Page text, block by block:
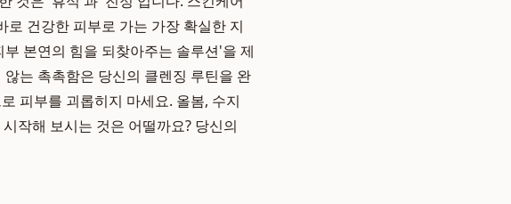
건강한 피부로 가는 가장 확실한 지
본연의 힘을 되찾아주는 솔루션'을 제
는 촉촉함은 당신의 클렌징 루틴을 완
피부를 괴롭히지 마세요. 올봄, 수지
시작해 보시는 것은 어떨까요? 당신의